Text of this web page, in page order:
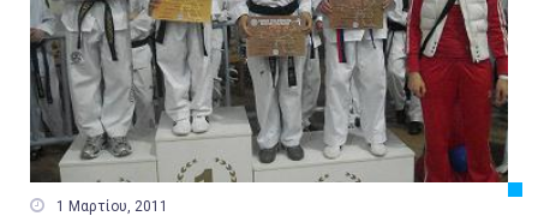
 1 Μαρτίου, 2011